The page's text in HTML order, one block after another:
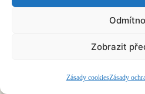
Zobrazit
Zásady cookiesZásady